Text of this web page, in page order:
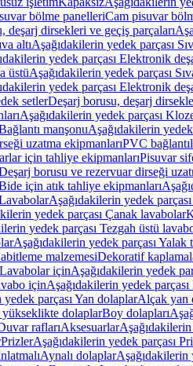
bölme panelleriCam pisuvar
deşarj dirsekleri ve geçiş parçaları
altıAşağıdakilerin yedek parçası
yedek parçası Elektronik
üstüAşağıdakilerin yedek parçası
yedek parçası Elektronik
setlerDeşarj borusu, deşarj
Aşağıdakilerin yedek parçası
manşonuAşağıdakilerin
uzatma ekipmanlarıPVC
için tahliye ekipmanlarıPisuvar
borusu ve rezervuar dirseği
için atık tahliye ekipmanları
Aşağıdakilerin yedek
yedek parçası Çanak lavabolar
yedek parçası Tezgah üstü
Aşağıdakilerin yedek parçası
malzemesiDekoratif
Lavabolar içinAşağıdakilerin yedek
içinAşağıdakilerin yedek
parçası Yan dolaplarAlçak yan
yükseklikte dolaplarBoy dolapları
raflarıAksesuarlar
PrizlerAşağıdakilerin yedek parçası
Aynalı dolaplarAşağıdakilerin